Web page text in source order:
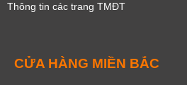
Thông tin các trang TMĐT
CỬA HÀNG MIỀN BẮC